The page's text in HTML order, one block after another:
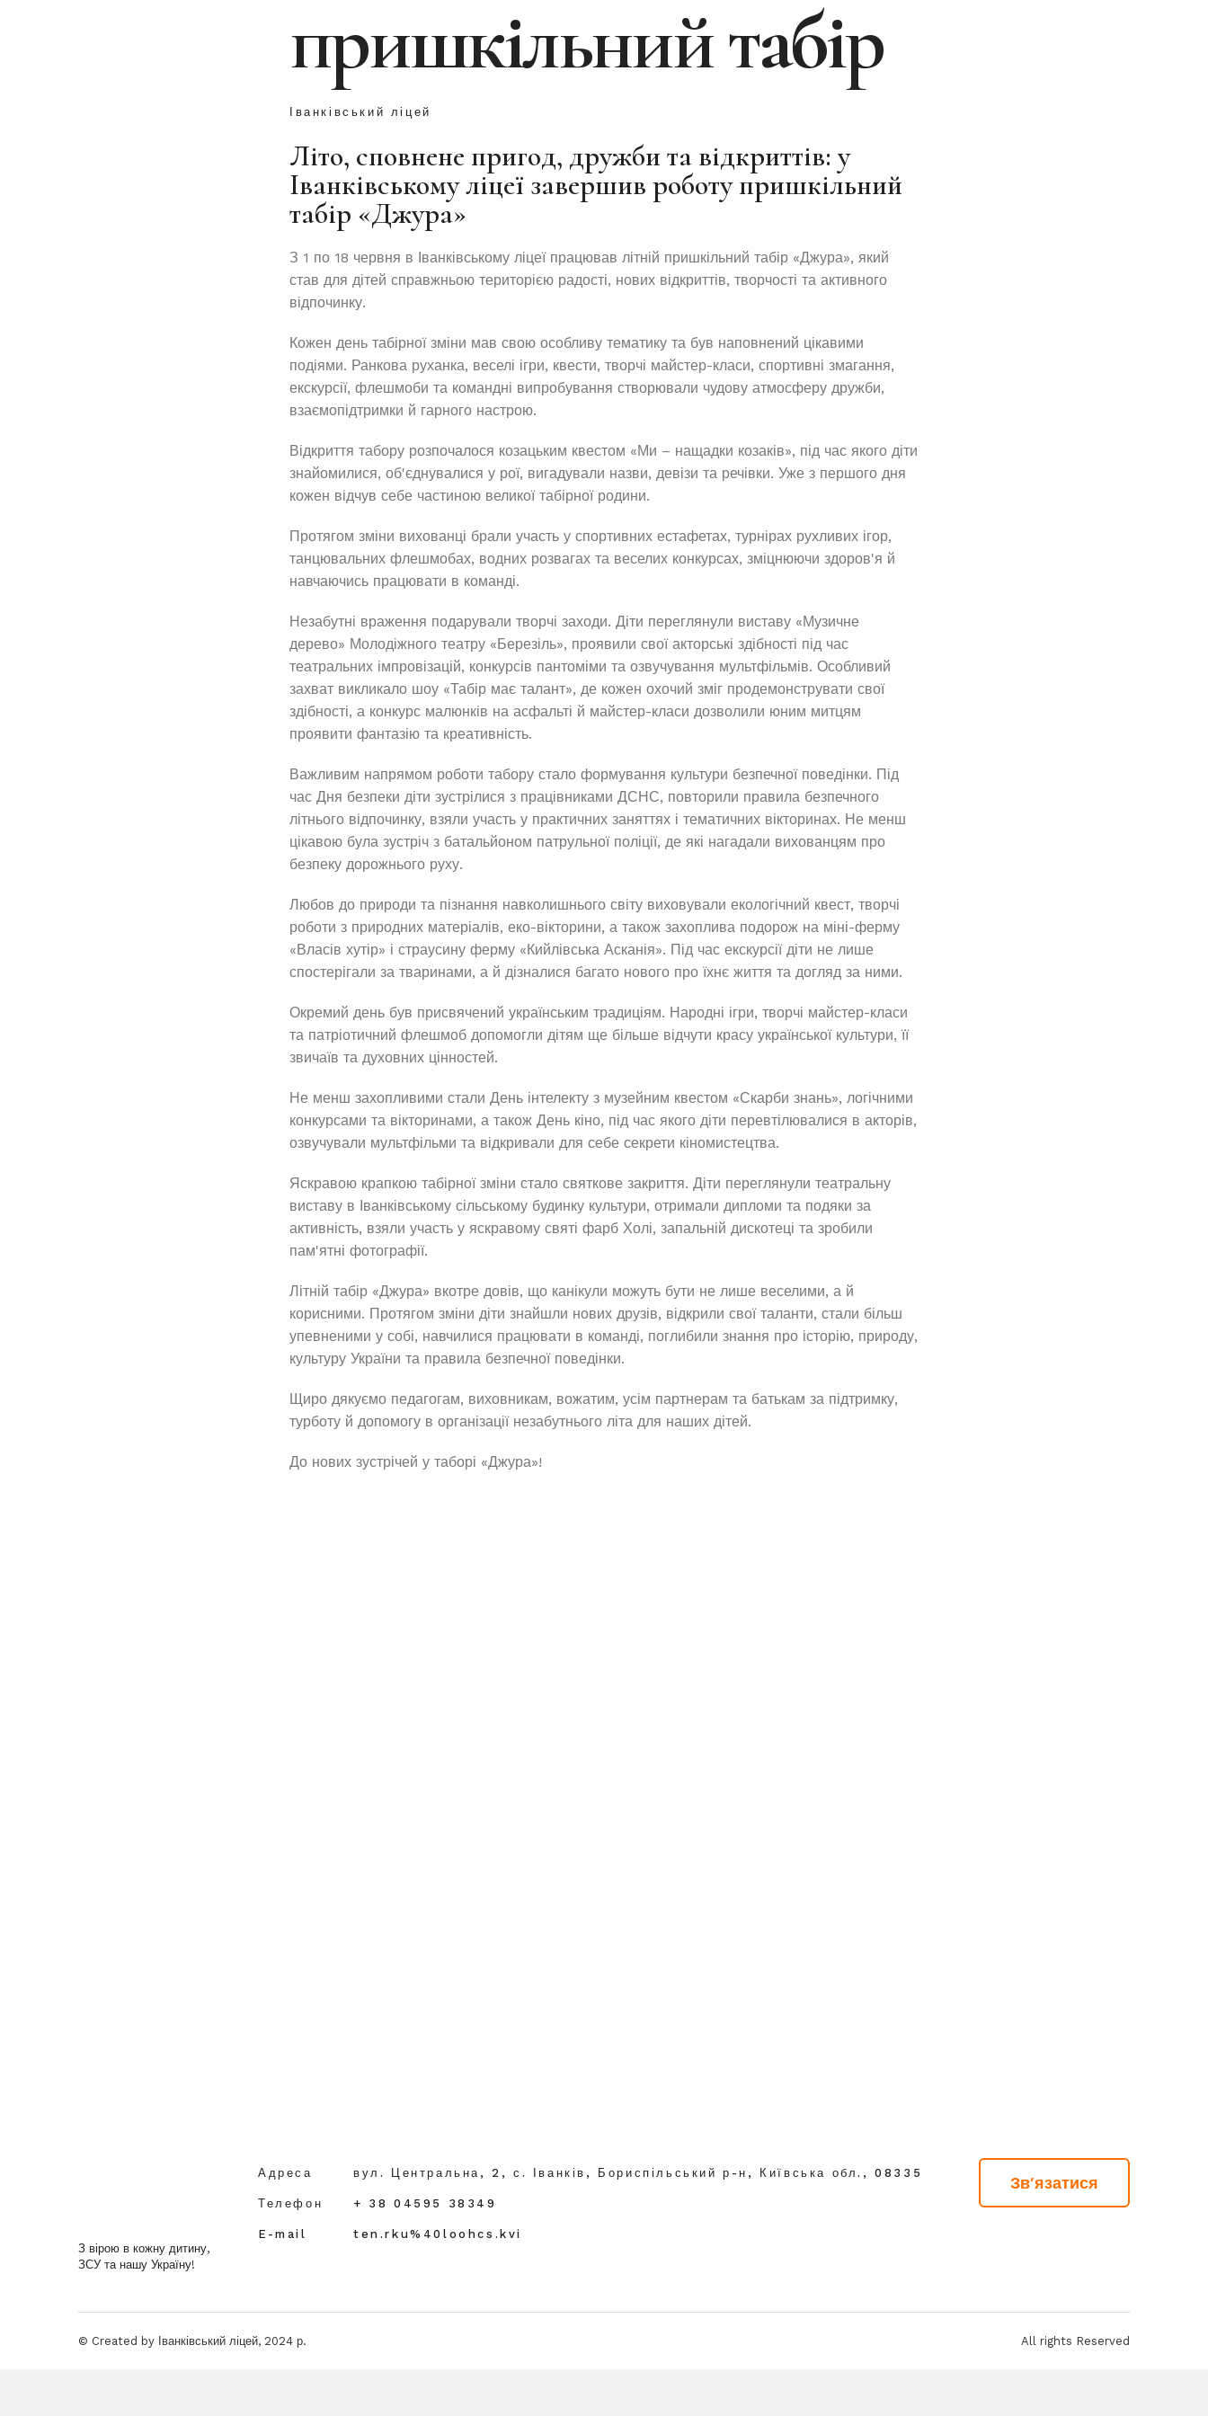
пришкільний табір
Іванківський ліцей
Літо, сповнене пригод, дружби та відкриттів: у
Іванківському ліцеї завершив роботу пришкільний
табір «Джура»
З 1 по 18 червня в Іванківському ліцеї працював літній пришкільний табір «Джура», який
став для дітей справжньою територією радості, нових відкриттів, творчості та активного
відпочинку.
Кожен день табірної зміни мав свою особливу тематику та був наповнений цікавими
подіями. Ранкова руханка, веселі ігри, квести, творчі майстер-класи, спортивні змагання,
екскурсії, флешмоби та командні випробування створювали чудову атмосферу дружби,
взаємопідтримки й гарного настрою.
Відкриття табору розпочалося козацьким квестом «Ми – нащадки козаків», під час якого діти
знайомилися, об'єднувалися у рої, вигадували назви, девізи та речівки. Уже з першого дня
кожен відчув себе частиною великої табірної родини.
Протягом зміни вихованці брали участь у спортивних естафетах, турнірах рухливих ігор,
танцювальних флешмобах, водних розвагах та веселих конкурсах, зміцнюючи здоров'я й
навчаючись працювати в команді.
Незабутні враження подарували творчі заходи. Діти переглянули виставу «Музичне
дерево» Молодіжного театру «Березіль», проявили свої акторські здібності під час
театральних імпровізацій, конкурсів пантоміми та озвучування мультфільмів. Особливий
захват викликало шоу «Табір має талант», де кожен охочий зміг продемонструвати свої
здібності, а конкурс малюнків на асфальті й майстер-класи дозволили юним митцям
проявити фантазію та креативність.
Важливим напрямом роботи табору стало формування культури безпечної поведінки. Під
час Дня безпеки діти зустрілися з працівниками ДСНС, повторили правила безпечного
літнього відпочинку, взяли участь у практичних заняттях і тематичних вікторинах. Не менш
цікавою була зустріч з батальйоном патрульної поліції, де які нагадали вихованцям про
безпеку дорожнього руху.
Любов до природи та пізнання навколишнього світу виховували екологічний квест, творчі
роботи з природних матеріалів, еко-вікторини, а також захоплива подорож на міні-ферму
«Власів хутір» і страусину ферму «Кийлівська Асканія». Під час екскурсії діти не лише
спостерігали за тваринами, а й дізналися багато нового про їхнє життя та догляд за ними.
Окремий день був присвячений українським традиціям. Народні ігри, творчі майстер-класи
та патріотичний флешмоб допомогли дітям ще більше відчути красу української культури, її
звичаїв та духовних цінностей.
Не менш захопливими стали День інтелекту з музейним квестом «Скарби знань», логічними
конкурсами та вікторинами, а також День кіно, під час якого діти перевтілювалися в акторів,
озвучували мультфільми та відкривали для себе секрети кіномистецтва.
Яскравою крапкою табірної зміни стало святкове закриття. Діти переглянули театральну
виставу в Іванківському сільському будинку культури, отримали дипломи та подяки за
активність, взяли участь у яскравому святі фарб Холі, запальній дискотеці та зробили
пам'ятні фотографії.
Літній табір «Джура» вкотре довів, що канікули можуть бути не лише веселими, а й
корисними. Протягом зміни діти знайшли нових друзів, відкрили свої таланти, стали більш
упевненими у собі, навчилися працювати в команді, поглибили знання про історію, природу,
культуру України та правила безпечної поведінки.
Щиро дякуємо педагогам, виховникам, вожатим, усім партнерам та батькам за підтримку,
турботу й допомогу в організації незабутнього літа для наших дітей.
До нових зустрічей у таборі «Джура»!
З вірою в кожну дитину,
ЗСУ та нашу Україну!
Адреса вул. Центральна, 2, с. Іванків, Бориспільський р-н, Київська обл., 08335
Телефон + 38 04595 38349
E-mail ten.rku%40loohcs.kvi
Зв'язатися
© Created by Іванківський ліцей, 2024 р. All rights Reserved